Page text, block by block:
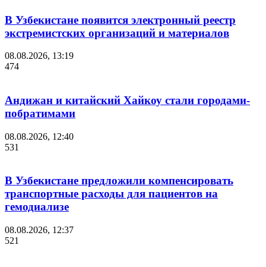
В Узбекистане появится электронный реестр
экстремистских организаций и материалов
08.08.2026, 13:19
474
Андижан и китайский Хайкоу стали городами-
побратимами
08.08.2026, 12:40
531
В Узбекистане предложили компенсировать
транспортные расходы для пациентов на
гемодиализе
08.08.2026, 12:37
521